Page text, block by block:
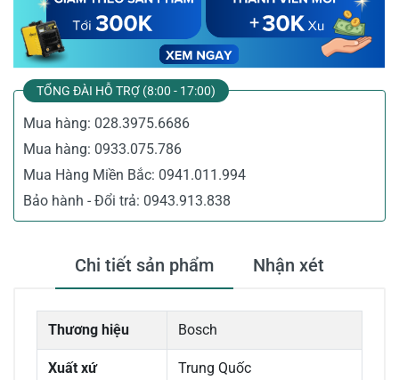
TỔNG ĐÀI HỖ TRỢ (8:00 - 17:00)
Mua hàng: 028.3975.6686
Mua hàng: 0933.075.786
Mua Hàng Miền Bắc: 0941.011.994
Bảo hành - Đổi trả: 0943.913.838
Chi tiết sản phẩm Nhận xét
Thương hiệu Bosch
Xuất xứ Trung Quốc